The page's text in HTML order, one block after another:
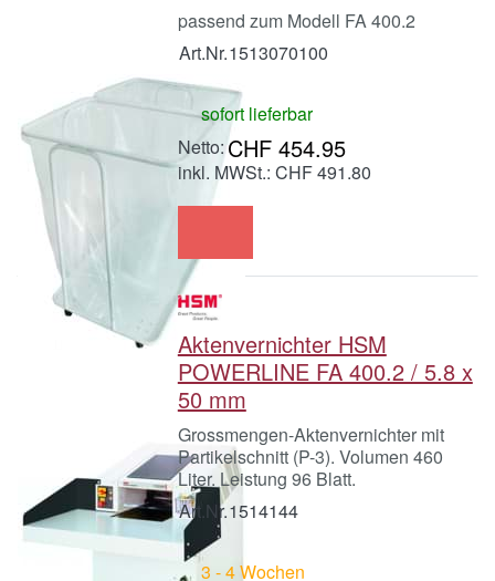
passend zum Modell FA 400.2
Art.Nr.1513070100
sofort lieferbar
CHF 454.95
inkl. MWSt.: CHF 491.80
Aktenvernichter HSM
POWERLINE FA 400.2 / 5.8 x
50 mm
Grossmengen-Aktenvernichter mit
Partikelschnitt (P-3). Volumen 460
Liter. Leistung 96 Blatt.
Art.Nr.1514144
3 - 4 Wochen